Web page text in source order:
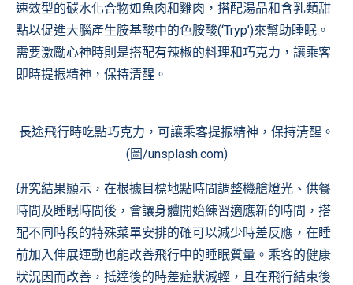
速效型的碳水化合物如魚肉和雞肉，搭配湯品和含乳類甜
點以促進大腦產生胺基酸中的色胺酸(‘Tryp’)來幫助睡眠。
需要激勵心神時則是搭配有辣椒的料理和巧克力，讓乘客
即時提振精神，保持清醒。
長途飛行時吃點巧克力，可讓乘客提振精神，保持清醒。
(圖/unsplash.com)
研究結果顯示，在根據目標地點時間調整機艙燈光、供餐
時間及睡眠時間後，會讓身體開始練習適應新的時間，搭
配不同時段的特殊菜單安排的確可以減少時差反應，在睡
前加入伸展運動也能改善飛行中的睡眠質量。乘客的健康
狀況因而改善，抵達後的時差症狀減輕，且在飛行結束後